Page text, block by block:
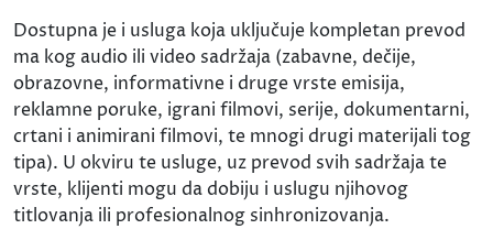
Dostupna je i usluga koja uključuje kompletan prevod
ma kog audio ili video sadržaja (zabavne, dečije,
obrazovne, informativne i druge vrste emisija,
reklamne poruke, igrani filmovi, serije, dokumentarni,
crtani i animirani filmovi, te mnogi drugi materijali tog
tipa). U okviru te usluge, uz prevod svih sadržaja te
vrste, klijenti mogu da dobiju i uslugu njihovog
titlovanja ili profesionalnog sinhronizovanja.